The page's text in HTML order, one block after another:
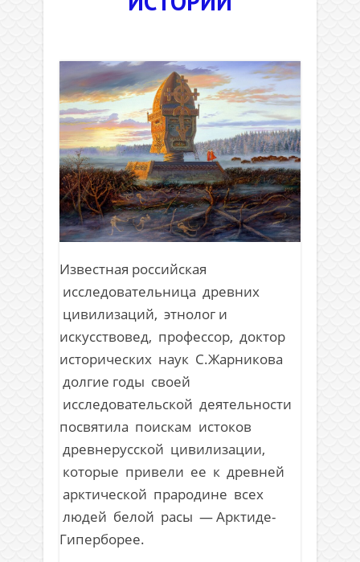
Известная российская
исследовательница древних
цивилизаций, этнолог и
искусствовед, профессор, доктор
исторических наук С.Жарникова
долгие годы своей
исследовательской деятельности
посвятила поискам истоков
древнерусской цивилизации,
которые привели ее к древней
арктической прародине всех
людей белой расы — Арктиде-
Гиперборее.